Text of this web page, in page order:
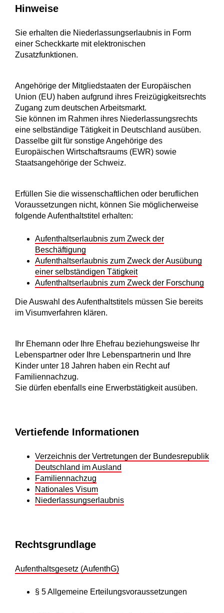
Hinweise
Sie erhalten die Niederlassungserlaubnis in Form
einer Scheckkarte mit elektronischen
Zusatzfunktionen.
Angehörige der Mitgliedstaaten der Europäischen
Union (EU) haben aufgrund ihres Freizügigkeitsrechts
Zugang zum deutschen Arbeitsmarkt.
Sie können im Rahmen ihres Niederlassungsrechts
eine selbständige Tätigkeit in Deutschland ausüben.
Dasselbe gilt für sonstige Angehörige des
Europäischen Wirtschaftsraums (EWR) sowie
Staatsangehörige der Schweiz.
Erfüllen Sie die wissenschaftlichen oder beruflichen
Voraussetzungen nicht, können Sie möglicherweise
folgende Aufenthaltstitel erhalten:
Aufenthaltserlaubnis zum Zweck der
Beschäftigung
Aufenthaltserlaubnis zum Zweck der Ausübung
einer selbständigen Tätigkeit
Aufenthaltserlaubnis zum Zweck der Forschung
Die Auswahl des Aufenthaltstitels müssen Sie bereits
im Visumverfahren klären.
Ihr Ehemann oder Ihre Ehefrau beziehungsweise Ihr
Lebenspartner oder Ihre Lebenspartnerin und Ihre
Kinder unter 18 Jahren haben ein Recht auf
Familiennachzug.
Sie dürfen ebenfalls eine Erwerbstätigkeit ausüben.
Vertiefende Informationen
Verzeichnis der Vertretungen der Bundesrepublik
Deutschland im Ausland
Familiennachzug
Nationales Visum
Niederlassungserlaubnis
Rechtsgrundlage
Aufenthaltsgesetz (AufenthG)
§ 5Allgemeine Erteilungsvoraussetzungen